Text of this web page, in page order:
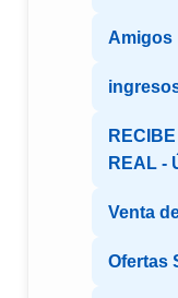
Amigos
REAL -
Venta
Ofertas